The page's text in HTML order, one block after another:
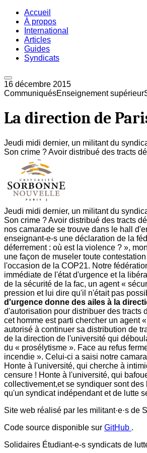
Accueil
À propos
International
Articles
Guides
Syndicats
16 décembre 2015
CommuniquésEnseignement supérieur
La direction de
Jeudi midi dernier, un militant du
Son crime ? Avoir distribué des tracts
Jeudi midi dernier, un militant du
Son crime ? Avoir distribué des tracts
nos camarade se trouve dans le hall
enseignant-e-s une déclaration de la
déferrement : où est la violence ? »,
une façon de museler toute
l'occasion de la COP21. Notre
immédiate de l'état d'urgence et la
de la sécurité de la fac, un agent «
pression et lui dire qu'il n'était pas
d'urgence donne des ailes à la
d'autorisation pour distribuer des tracts
cet homme est parti chercher un agent
autorisé à continuer sa distribution de
de la direction de l'université qui
du « prosélytisme ». Face au refus
incendie ». Celui-ci a saisi notre
Honte à l'université, qui cherche à
censure ! Honte à l'université, qui
collectivement,et se syndiquer sont
qu'un syndicat indépendant et de lutte
Site web réalisé par les militant·e·s de
Code source disponible sur GitHub .
Solidaires Étudiant-e-s syndicats de